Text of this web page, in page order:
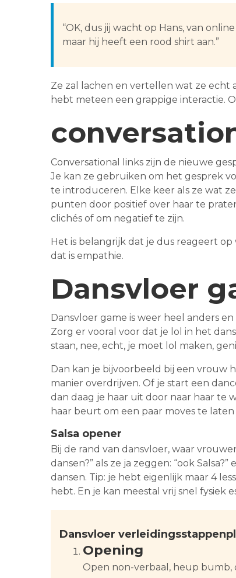
“OK, dus jij wacht op Hans, van
maar hij heeft een rood shirt aan.”
Ze zal lachen en vertellen wat ze echt
hebt meteen een grappige interactie.
Conversational links zijn de nieuwe
Je kan ze gebruiken om het gesprek
te introduceren. Elke keer als ze wat
punten door positief over haar te
clichés of om negatief te zijn.
Het is belangrijk dat je dus reageert
dat is empathie.
Dansvloer
Dansvloer game is weer heel anders
Zorg er vooral voor dat je lol in het
staan, nee, echt, je moet lol maken,
Dan kan je bijvoorbeeld bij een vrouw
manier overdrijven. Of je start een
dan daag je haar uit door naar haar te
haar beurt om een paar moves te laten
Salsa opener
Bij de rand van dansvloer, waar
dansen?” als ze ja zeggen: “ook
dansen. Tip: je hebt eigenlijk maar 4
hebt. En je kan meestal vrij snel fysiek
Dansvloer
Opening
Open non-verbaal, heup bumb,